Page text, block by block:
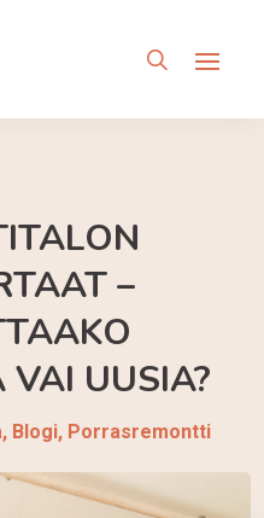
–
UUSIA?
, Blogi, Porrasremontti